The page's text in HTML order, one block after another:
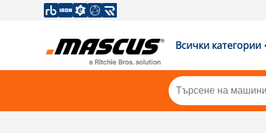
Всички категории